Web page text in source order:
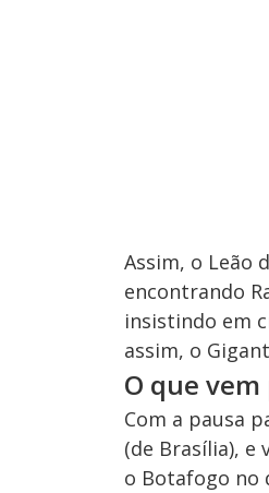
Assim, o Leão
encontrando
insistindo em
assim, o
O que vem
Com a pausa
(de Brasília), e
o Botafogo no